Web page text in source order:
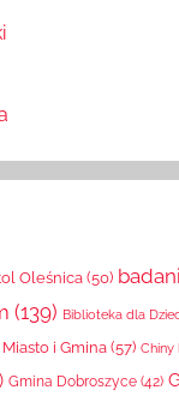
Oleśnica (50)
(139) Biblioteka dla
i Gmina (57) Chiny
Gmina Dobroszyce (42)